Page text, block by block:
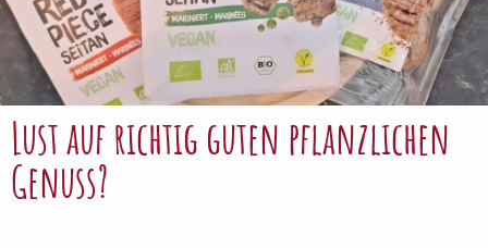
Lust auf richtig guten pflanzlichen
Genuss?